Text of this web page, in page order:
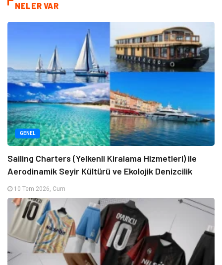
NELER VAR
GENEL
Sailing Charters (Yelkenli Kiralama Hizmetleri) ile
Aerodinamik Seyir Kültürü ve Ekolojik Denizcilik
10 Tem 2026, Cum